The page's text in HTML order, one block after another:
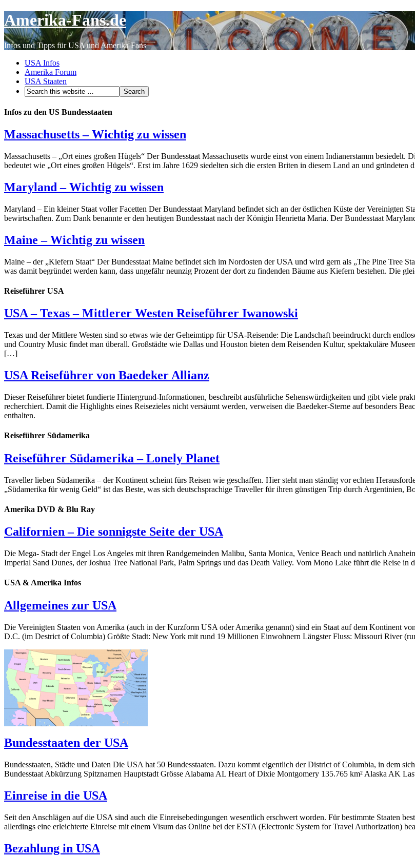
Amerika-Fans.de
Infos und Tipps für USA und Amerika Fans
USA Infos
Amerika Forum
USA Staaten
Infos zu den US Bundesstaaten
Massachusetts – Wichtig zu wissen
Massachusetts – „Ort eines großen Hügels“ Der Bundesstaat Massachusetts wurde einst von einem Indianerstamm
bedeutet wie „Ort eines großen Hügels“. Erst im Jahre 1629 siedelten sich die ersten Briten in diesem Land an und
Maryland – Wichtig zu wissen
Maryland – Ein kleiner Staat voller Facetten Der Bundesstaat Maryland befindet sich an der östlichen Küste der Vereinigten
bewirtschaften. Zum Dank benannte er den heutigen Bundesstaat nach der Königin Henrietta Maria. Der Bundesstaat
Maine – Wichtig zu wissen
Maine – der „Kiefern Staat“ Der Bundesstaat Maine befindet sich im Nordosten der USA und wird gern als „The Pine Tree
was damit begründet werden kann, dass ungefähr neunzig Prozent der dort zu findenden Bäume aus Kiefern bestehen. Die
Reiseführer USA
USA – Texas – Mittlerer Westen Reiseführer Iwanowski
Texas und der Mittlere Westen sind so etwas wie der Geheimtipp für USA-Reisende: Die Landschaft beeindruckt durch
und Country Music findet man überall. Großstädte wie Dallas und Houston bieten dem Reisenden Kultur, spektakuläre
[…]
USA Reiseführer von Baedeker Allianz
Dieser Reiseführer bietet fundierte Hintergrund-Informationen, beschreibt ausführliche Sehenswürdigkeiten und gibt viele
recherchiert. Damit die Highlights eines Reisezieles nicht versäumt werden, verweisen die Baedeker-Sterne auf besonders
enthalten.
Reiseführer Südamerika
Reiseführer Südamerika – Lonely Planet
Traveller lieben Südamerika – der Kontinent scheint fürs Reisen wie geschaffen. Hier steht man ständig vor echten
„Südamerika für wenig Geld“ ist das Beste, was sich deutschsprachige Traveller für ihren günstigen Trip durch
Amerika DVD & Blu Ray
Californien – Die sonnigste Seite der USA
Die Mega- Stadt der Engel Los Angeles mit ihren Randgemeinden Malibu, Santa Monica, Venice Beach und natürlich
Imperial Sand Dunes, der Joshua Tree National Park, Palm Springs und das Death Valley. Vom Mono Lake führt die Reise
USA & Amerika Infos
Allgemeines zur USA
Die Vereinigten Staaten von Amerika (auch in der Kurzform USA oder Amerika genannt) sind ein Staat auf dem Kontinent
D.C. (im Destrict of Columbia) Größte Stadt: New York mit rund 19 Millionen Einwohnern Längster Fluss: Missouri River
Bundesstaaten der USA
Bundesstaaten, Städte und Daten Die USA hat 50 Bundesstaaten. Dazu kommt eigentlich der District of Columbia, in dem
Bundesstaat Abkürzung Spitznamen Hauptstadt Grösse Alabama AL Heart of Dixie Montgomery 135.765 km² Alaska AK
Einreise in die USA
Seit den Anschlägen auf die USA sind auch die Einreisebedingungen wesentlich erschwert worden. Für bestimmte Staaten
allerdings eine erleichterte Einreise mit einem Visum das Online bei der ESTA (Electronic System for Travel Authorization)
Bezahlung in USA